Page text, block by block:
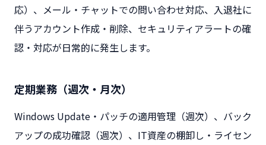
応）、メール・チャットでの問い合わせ対応、入退社に
伴うアカウント作成・削除、セキュリティアラートの確
認・対応が日常的に発生します。
定期業務（週次・月次）
Windows Update・パッチの適用管理（週次）、バック
アップの成功確認（週次）、IT資産の棚卸し・ライセン